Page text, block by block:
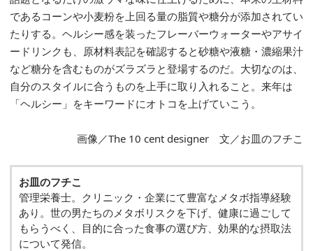
であるコーンや小麦粉を上回る量の脂質や糖分が添加されてい
たりする。ヘルシー感を装ったフレーバーウォーターやアサイ
ードリンクも、原材料表記を確認すると砂糖や液糖・濃縮果汁
など糖分を含むものがズラズラと登場するのだ。大切なのは、
自分のスタイルに合うものを上手に取り入れること。来年は
「ヘルシー」をキーワードにオトコを上げていこう。
画像／The 10 cent designer 文／お皿のフチこ
お皿のフチこ
管理栄養士。クリニック・企業にて豊富なメタボ指導経験
あり。世の男たちのメタボリスクを下げ、健康に過ごして
もらうべく、目的に合った食事の選び方、効果的な摂取法
について発信。